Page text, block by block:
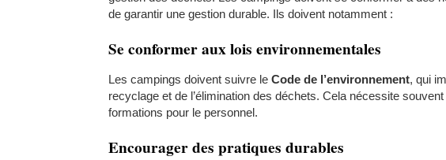
de garantir une gestion durable. Ils doivent notamment :
Se conformer aux lois environnementales
Les campings doivent suivre le Code de l’environnement, qui
recyclage et de l’élimination des déchets. Cela nécessite
formations pour le personnel.
Encourager des pratiques durables